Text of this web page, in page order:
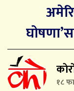
१८